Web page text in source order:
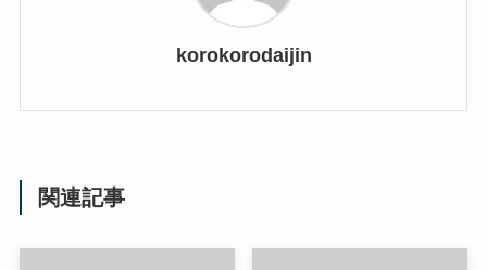
korokorodaijin
関連記事